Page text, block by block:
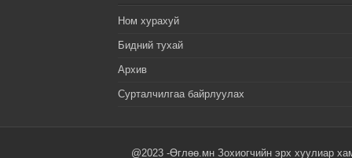
Ном хурахуй
Бидний тухай
Архив
Сурталчилгаа байрлуулах
@2023 -Өглөө.мн Зохиогчийн эрх хуулиар